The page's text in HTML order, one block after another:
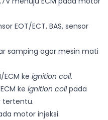
EOT/ECT, BAS, sensor
samping agar mesin mati
ECM ke ignition coil.
ke ignition coilpada
tertentu.
motor injeksi.